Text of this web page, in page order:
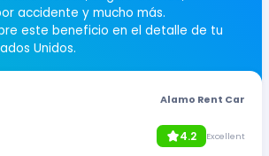
accidente y mucho más.
este beneficio en el detalle de tu
Unidos.
Alamo Rent Car
4.2 Excellent